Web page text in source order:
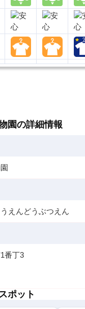
園の詳細情報
えんどうぶつえん
番丁3
ポット